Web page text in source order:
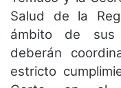
Salud de la
ámbito de sus
deberán
estricto